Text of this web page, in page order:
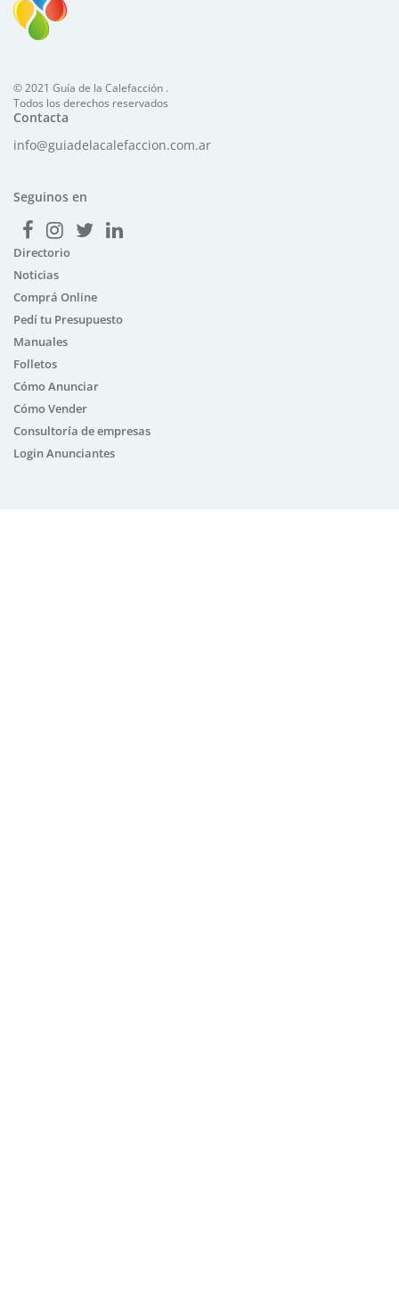
© 2021 Guía de la Calefacción .
Todos los derechos reservados
Contacta
info@guiadelacalefaccion.com.ar
Seguinos en
Directorio
Noticias
Comprá Online
Pedí tu Presupuesto
Manuales
Folletos
Cómo Anunciar
Cómo Vender
Consultoría de empresas
Login Anunciantes